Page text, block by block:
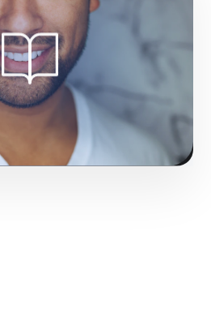
Potencializando o
em Rio de Janeiro.